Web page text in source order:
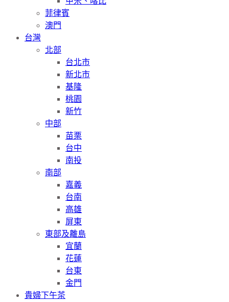
菲律賓
澳門
台灣
北部
台北市
新北市
基隆
桃園
新竹
中部
苗栗
台中
南投
南部
嘉義
台南
高雄
屏東
東部及離島
宜蘭
花蓮
台東
金門
貴婦下午茶